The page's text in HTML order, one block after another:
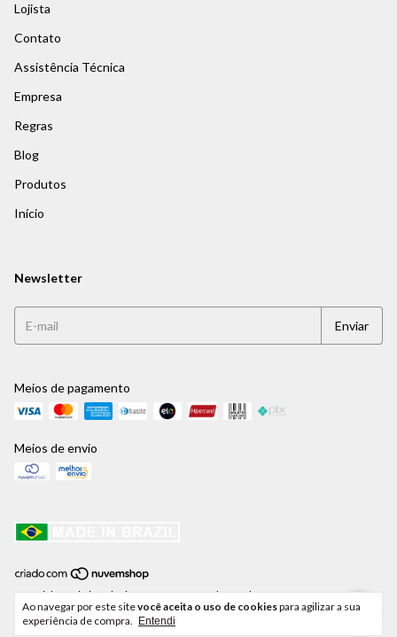
Ao navegar por este sitevocê aceita o uso de cookiespara agilizar a sua
experiência de compra.
Entendi
Lojista
Contato
Assistência Técnica
Empresa
Regras
Blog
Produtos
Início
Newsletter
Meios de pagamento
Meios de envio
Copyright Jaehrig Relógios e Jogos para Xadrez Ltda - 41459250000171 -
2026. Todos os direitos reservados.